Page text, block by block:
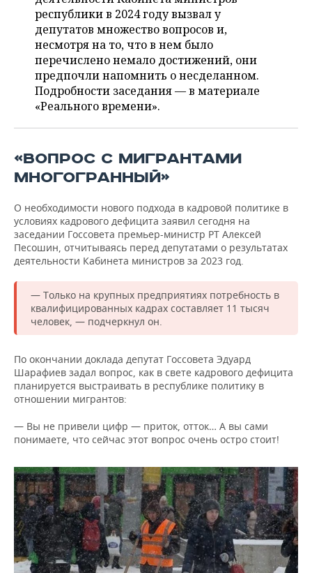
ХОККЕЙ С МЯЧОМ
ПРОИСШЕСТВИЯ
республики в 2024 году вызвал у
депутатов множество вопросов и,
несмотря на то, что в нем было
перечислено немало достижений, они
предпочли напомнить о несделанном.
Подробности заседания — в материале
«Реального времени».
«ВОПРОС С МИГРАНТАМИ
МНОГОГРАННЫЙ»
О необходимости нового подхода в кадровой политике в
условиях кадрового дефицита заявил сегодня на
заседании Госсовета премьер-министр РТ Алексей
Песошин, отчитываясь перед депутатами о результатах
деятельности Кабинета министров за 2023 год.
— Только на крупных предприятиях потребность в
квалифицированных кадрах составляет 11 тысяч
человек, — подчеркнул он.
По окончании доклада депутат Госсовета Эдуард
Шарафиев задал вопрос, как в свете кадрового дефицита
планируется выстраивать в республике политику в
отношении мигрантов:
— Вы не привели цифр — приток, отток… А вы сами
понимаете, что сейчас этот вопрос очень остро стоит!